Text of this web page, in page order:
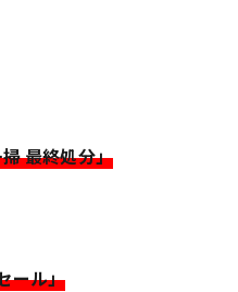
最終処分」
ール」